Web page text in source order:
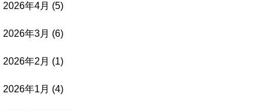
2026年4月 (5)
2026年3月 (6)
2026年2月 (1)
2026年1月 (4)